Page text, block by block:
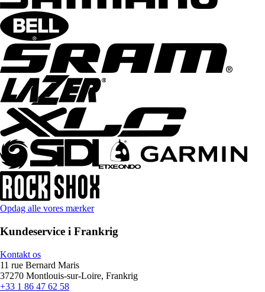
Opdag alle vores mærker
Kundeservice i Frankrig
Kontakt os
11 rue Bernard Maris
37270 Montlouis-sur-Loire, Frankrig
+33 1 86 47 62 58